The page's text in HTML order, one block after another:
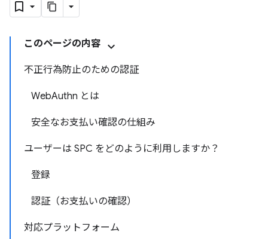
このページの内容
不正行為防止のための認証
WebAuthn とは
安全なお支払い確認の仕組み
ユーザーは SPC をどのように利用しますか？
登録
認証（お支払いの確認）
対応プラットフォーム